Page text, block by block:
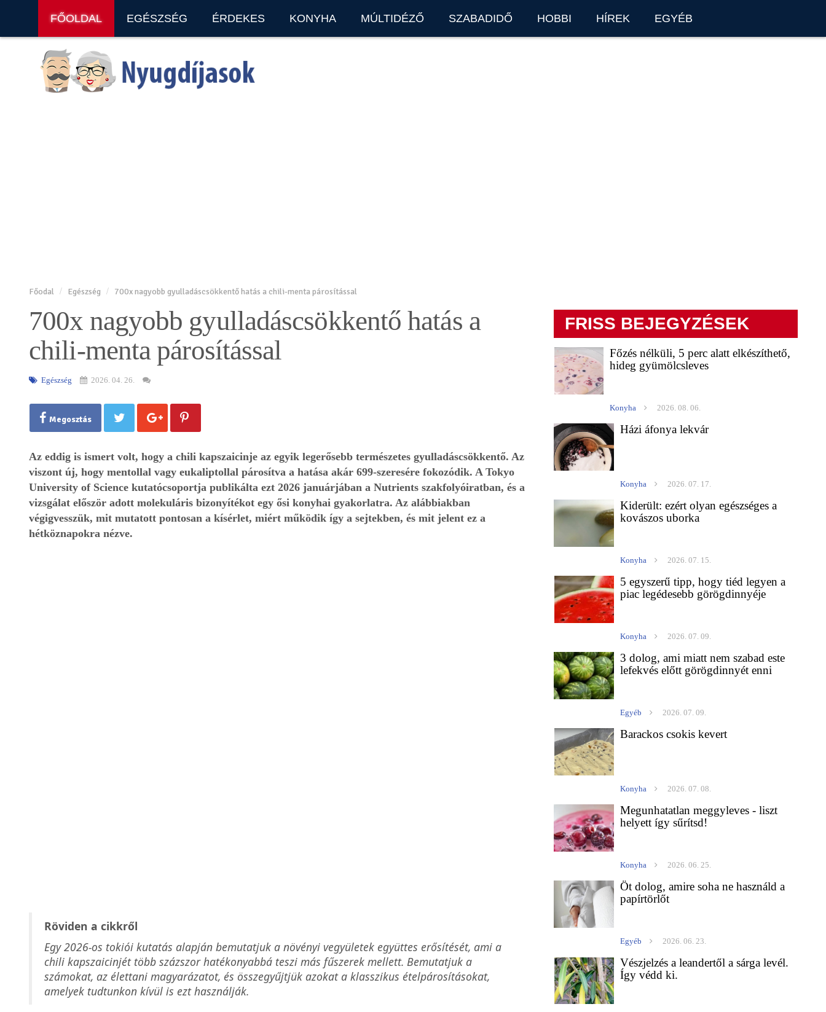
FŐOLDAL EGÉSZSÉG ÉRDEKES KONYHA MÚLTIDÉZŐ SZABADIDŐ HOBBI HÍREK EGYÉB
Főodal Egészség 700x nagyobb gyulladáscsökkentő hatás a chili-menta párosítással
700x nagyobb gyulladáscsökkentő hatás a
chili-menta párosítással
Egészség 2026. 04. 26.
Megosztás
Az eddig is ismert volt, hogy a chili kapszaicinje az egyik legerősebb természetes gyulladáscsökkentő. Az
viszont új, hogy mentollal vagy eukaliptollal párosítva a hatása akár 699-szeresére fokozódik. A Tokyo
University of Science kutatócsoportja publikálta ezt 2026 januárjában a Nutrients szakfolyóiratban, és a
vizsgálat először adott molekuláris bizonyítékot egy ősi konyhai gyakorlatra. Az alábbiakban
végigvesszük, mit mutatott pontosan a kísérlet, miért működik így a sejtekben, és mit jelent ez a
hétköznapokra nézve.
Röviden a cikkről
Egy 2026-os tokiói kutatás alapján bemutatjuk a növényi vegyületek együttes erősítését, ami a
chili kapszaicinjét több százszor hatékonyabbá teszi más fűszerek mellett. Bemutatjuk a
számokat, az élettani magyarázatot, és összegyűjtjük azokat a klasszikus ételpárosításokat,
amelyek tudtunkon kívül is ezt használják.
FRISS BEJEGYZÉSEK
Főzés nélküli, 5 perc alatt elkészíthető,
hideg gyümölcsleves
Konyha 2026. 08. 06.
Házi áfonya lekvár
Konyha 2026. 07. 17.
Kiderült: ezért olyan egészséges a
kovászos uborka
Konyha 2026. 07. 15.
5 egyszerű tipp, hogy tiéd legyen a
piac legédesebb görögdinnyéje
Konyha 2026. 07. 09.
3 dolog, ami miatt nem szabad este
lefekvés előtt görögdinnyét enni
Egyéb 2026. 07. 09.
Barackos csokis kevert
Konyha 2026. 07. 08.
Megunhatatlan meggyleves - liszt
helyett így sűrítsd!
Konyha 2026. 06. 25.
Öt dolog, amire soha ne használd a
papírtörlőt
Egyéb 2026. 06. 23.
Vészjelzés a leandertől a sárga levél.
Így védd ki.